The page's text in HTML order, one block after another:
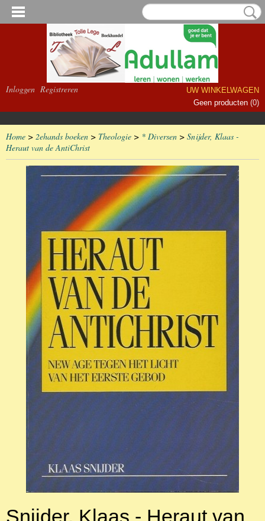
Inloggen Registreren
UW WINKELWAGEN
Geen producten (0)
Home > 2ehands boeken > Theologie > * Diversen > Snijder, Klaas -
Heraut van de AntiChrist
Snijder, Klaas - Heraut van